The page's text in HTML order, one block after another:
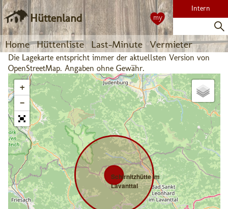
Hüttenland
Home Hüttenliste Last-Minute Vermieter
Intern
my
Die Lagekarte entspricht immer der aktuellsten Version von
OpenStreetMap. Angaben ohne Gewähr.
Schirnitzhütte im
Lavanttal
+
−